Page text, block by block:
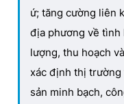
ứ; tăng cường liên
địa phương về tình
lượng, thu hoạch
xác định thị
sản minh bạch,